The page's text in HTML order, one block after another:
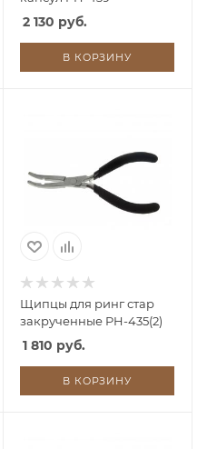
2 130 руб.
В КОРЗИНУ
Щипцы для ринг стар
закрученные PH-435(2)
1 810 руб.
В КОРЗИНУ